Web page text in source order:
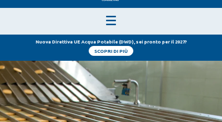
Nuova Direttiva UE Acqua Potabile (DWD), sei pronto per il 2027?
SCOPRI DI PIÙ